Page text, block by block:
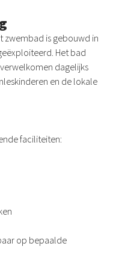
zwembad is gebouwd in
Het bad
dagelijks
en de lokale
faciliteiten:
op bepaalde